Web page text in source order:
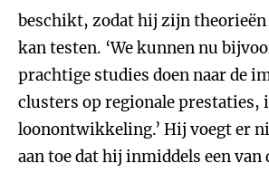
beschikt, zodat hij zijn
kan testen. ‘We kunnen nu
prachtige studies doen naar de
clusters op regionale prestaties,
loonontwikkeling.’ Hij voegt er
aan toe dat hij inmiddels een van